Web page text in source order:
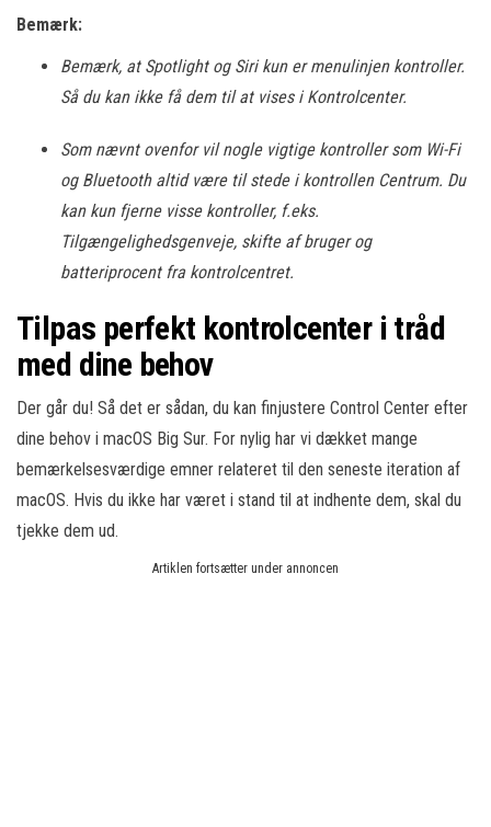
Bemærk:
Bemærk, at Spotlight og Siri kun er menulinjen kontroller.
Så du kan ikke få dem til at vises i Kontrolcenter.
Som nævnt ovenfor vil nogle vigtige kontroller som Wi-Fi
og Bluetooth altid være til stede i kontrollen Centrum. Du
kan kun fjerne visse kontroller, f.eks.
Tilgængelighedsgenveje, skifte af bruger og
batteriprocent fra kontrolcentret.
Tilpas perfekt kontrolcenter i tråd
med dine behov
Der går du! Så det er sådan, du kan finjustere Control Center efter
dine behov i macOS Big Sur. For nylig har vi dækket mange
bemærkelsesværdige emner relateret til den seneste iteration af
macOS. Hvis du ikke har været i stand til at indhente dem, skal du
tjekke dem ud.
Artiklen fortsætter under annoncen